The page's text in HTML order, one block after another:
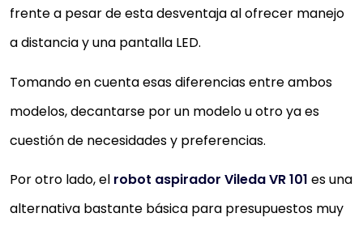
frente a pesar de esta desventaja al ofrecer manejo
a distancia y una pantalla LED.
Tomando en cuenta esas diferencias entre ambos
modelos, decantarse por un modelo u otro ya es
cuestión de necesidades y preferencias.
Por otro lado, el robot aspirador Vileda VR 101 es una
alternativa bastante básica para presupuestos muy